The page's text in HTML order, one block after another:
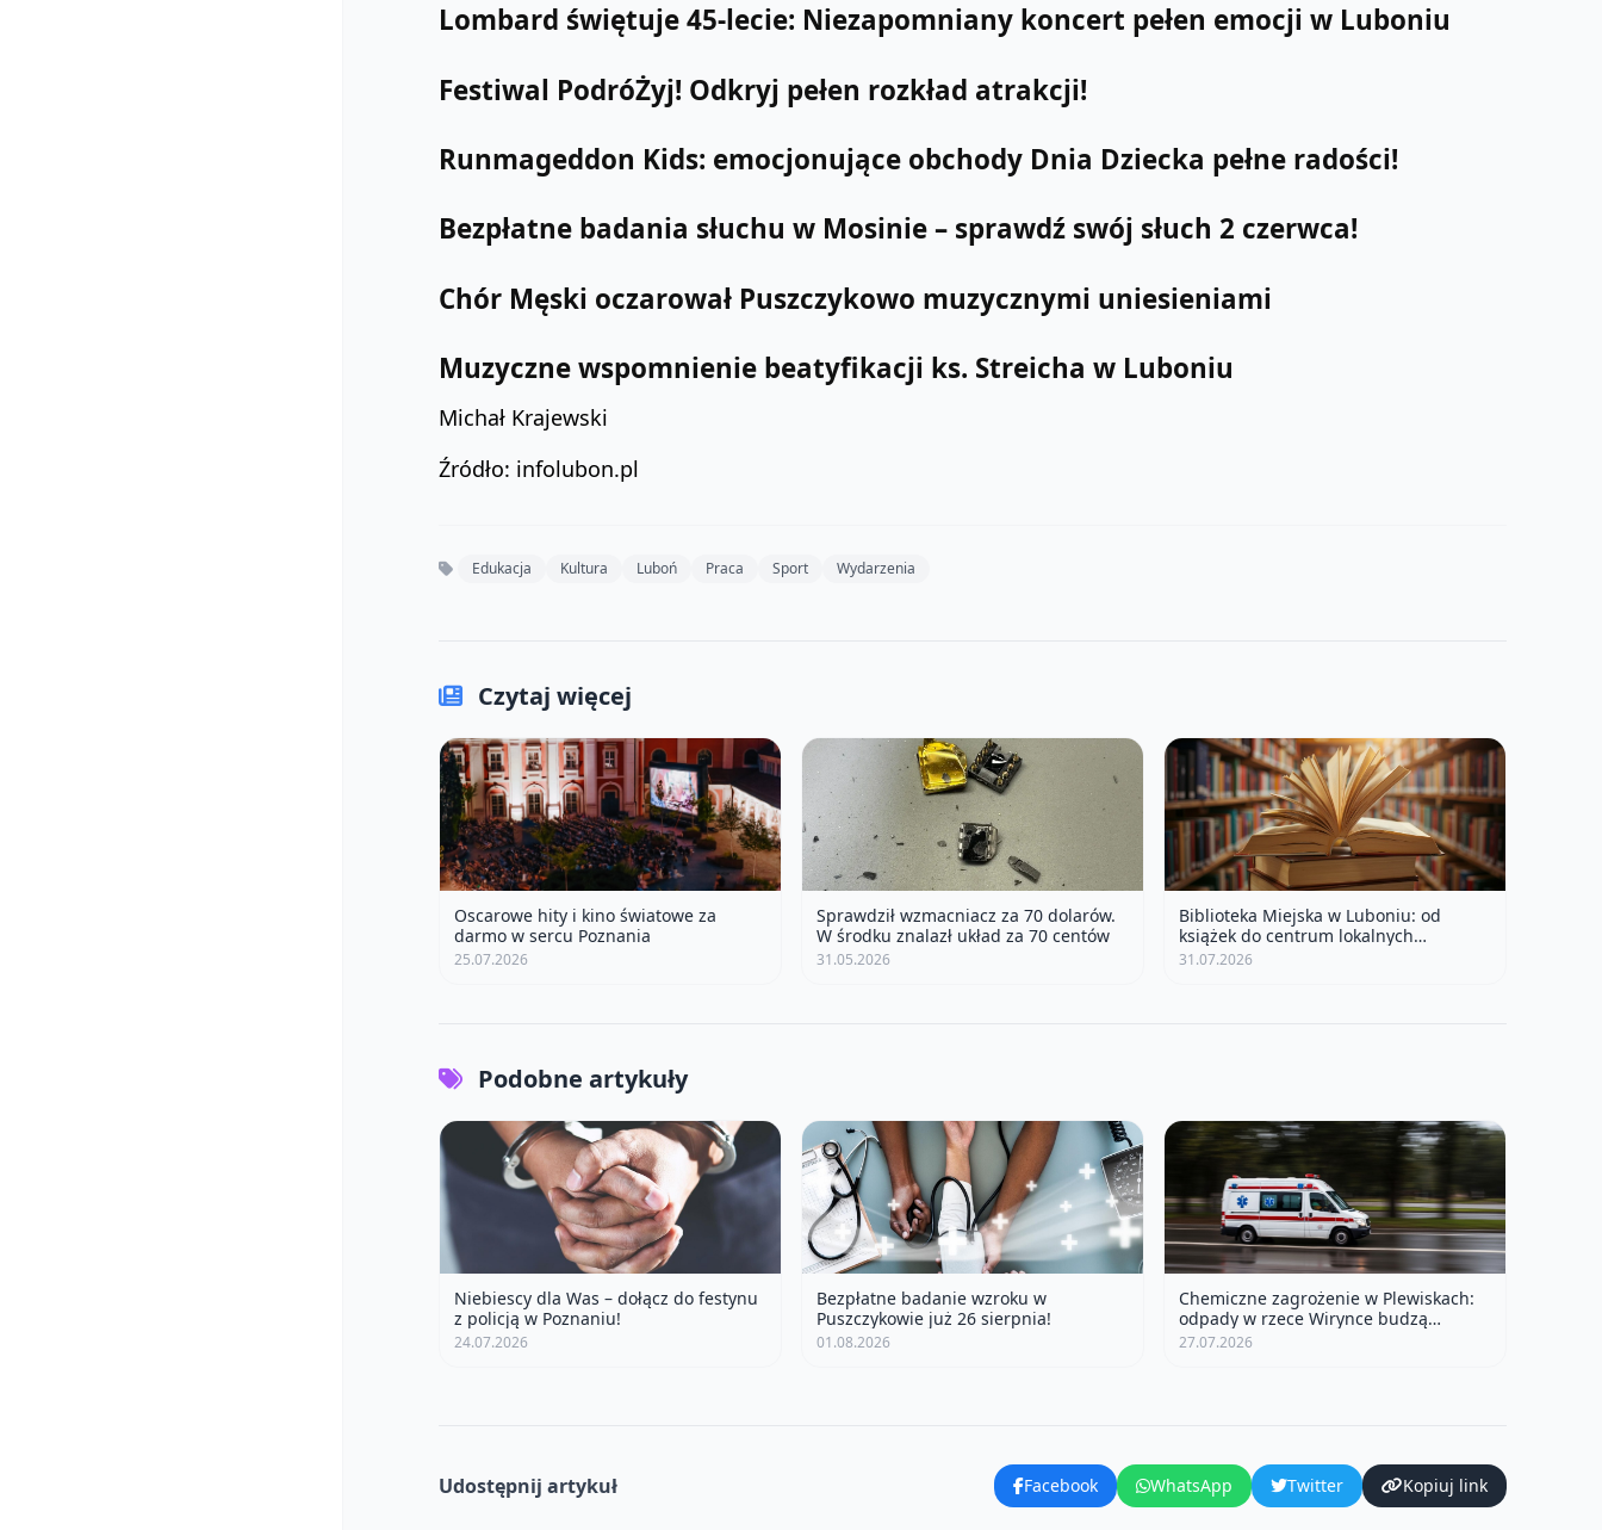
Lombard świętuje 45-lecie: Niezapomniany koncert pełen emocji w Luboniu
Festiwal PodróŻyj! Odkryj pełen rozkład atrakcji!
Runmageddon Kids: emocjonujące obchody Dnia Dziecka pełne radości!
Bezpłatne badania słuchu w Mosinie – sprawdź swój słuch 2 czerwca!
Chór Męski oczarował Puszczykowo muzycznymi uniesieniami
Muzyczne wspomnienie beatyfikacji ks. Streicha w Luboniu
Michał Krajewski
Źródło: infolubon.pl
Edukacja Kultura Luboń Praca Sport Wydarzenia
Czytaj więcej
Oscarowe hity i kino światowe za
darmo w sercu Poznania
25.07.2026
Sprawdził wzmacniacz za 70 dolarów.
W środku znalazł układ za 70 centów
31.05.2026
Biblioteka Miejska w Luboniu: od
książek do centrum lokalnych
wydarzeń
31.07.2026
Podobne artykuły
Niebiescy dla Was – dołącz do festynu
z policją w Poznaniu!
24.07.2026
Bezpłatne badanie wzroku w
Puszczykowie już 26 sierpnia!
01.08.2026
Chemiczne zagrożenie w Plewiskach:
odpady w rzece Wirynce budzą
niepokój
27.07.2026
Udostępnij artykuł Facebook WhatsApp Twitter Kopiuj link